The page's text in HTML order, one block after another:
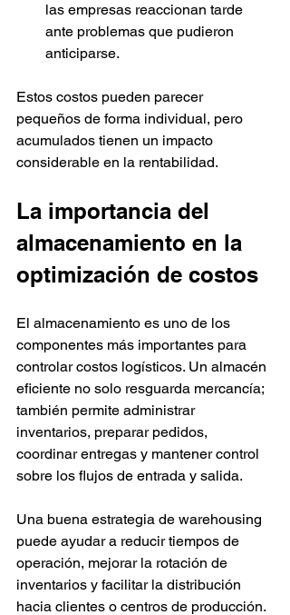
las empresas reaccionan tarde
ante problemas que pudieron
anticiparse.
Estos costos pueden parecer
pequeños de forma individual, pero
acumulados tienen un impacto
considerable en la rentabilidad.
La importancia del
almacenamiento en la
optimización de costos
El almacenamiento es uno de los
componentes más importantes para
controlar costos logísticos. Un almacén
eficiente no solo resguarda mercancía;
también permite administrar
inventarios, preparar pedidos,
coordinar entregas y mantener control
sobre los flujos de entrada y salida.
Una buena estrategia de warehousing
puede ayudar a reducir tiempos de
operación, mejorar la rotación de
inventarios y facilitar la distribución
hacia clientes o centros de producción.